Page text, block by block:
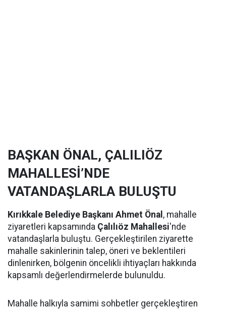
BAŞKAN ÖNAL, ÇALILIÖZ
MAHALLESİ’NDE
VATANDAŞLARLA BULUŞTU
Kırıkkale Belediye Başkanı Ahmet Önal , mahalle
ziyaretleri kapsamında Çalılıöz Mahallesi'nde
vatandaşlarla buluştu. Gerçekleştirilen ziyarette
mahalle sakinlerinin talep, öneri ve beklentileri
dinlenirken, bölgenin öncelikli ihtiyaçları hakkında
kapsamlı değerlendirmelerde bulunuldu.
Mahalle halkıyla samimi sohbetler gerçekleştiren